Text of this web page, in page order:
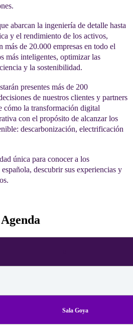
abarcan la ingeniería de detalle hasta
y el rendimiento de los activos,
más de 20.000 empresas en todo el
más inteligentes, optimizar las
y la sostenibilidad.
presentes más de 200
de nuestros clientes y partners
cómo la transformación digital
con el propósito de alcanzar los
descarbonización, electrificación
única para conocer a los
descubrir sus experiencias y
Agenda
Sala Goya